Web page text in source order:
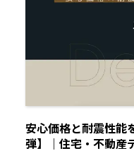
安心価格と耐震性能
弾】｜住宅・不動産